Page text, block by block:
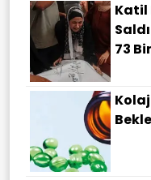
Katil
73